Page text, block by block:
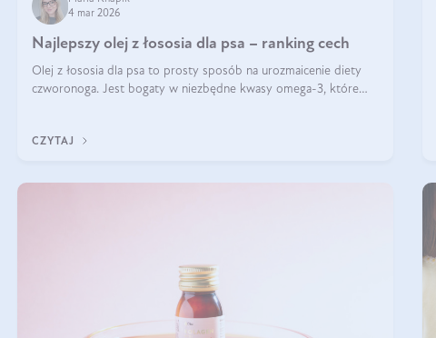
4 mar 2026
Najlepszy olej z łososia dla psa – ranking cech
Olej z łososia dla psa to prosty sposób na urozmaicenie diety
czworonoga. Jest bogaty w niezbędne kwasy omega-3, które
uwagę?
CZYTAJ